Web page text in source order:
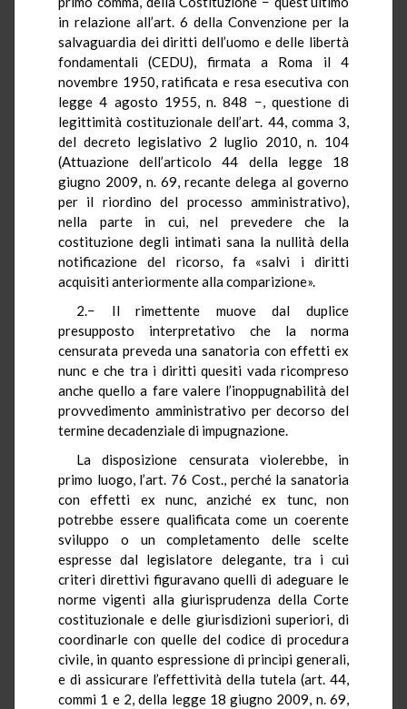
in relazione all’art. 6 della Convenzione per la
salvaguardia dei diritti dell’uomo e delle libertà
fondamentali (CEDU), firmata a Roma il 4
novembre 1950, ratificata e resa esecutiva con
legge 4 agosto 1955, n. 848 −, questione di
legittimità costituzionale dell’art. 44, comma 3,
del decreto legislativo 2 luglio 2010, n. 104
(Attuazione dell’articolo 44 della legge 18
giugno 2009, n. 69, recante delega al governo
per il riordino del processo amministrativo),
nella parte in cui, nel prevedere che la
costituzione degli intimati sana la nullità della
notificazione del ricorso, fa «salvi i diritti
acquisiti anteriormente alla comparizione».
2.− Il rimettente muove dal duplice
presupposto interpretativo che la norma
censurata preveda una sanatoria con effetti ex
nunc e che tra i diritti quesiti vada ricompreso
anche quello a fare valere l’inoppugnabilità del
provvedimento amministrativo per decorso del
termine decadenziale di impugnazione.
La disposizione censurata violerebbe, in
primo luogo, l’art. 76 Cost., perché la sanatoria
con effetti ex nunc, anziché ex tunc, non
potrebbe essere qualificata come un coerente
sviluppo o un completamento delle scelte
espresse dal legislatore delegante, tra i cui
criteri direttivi figuravano quelli di adeguare le
norme vigenti alla giurisprudenza della Corte
costituzionale e delle giurisdizioni superiori, di
coordinarle con quelle del codice di procedura
civile, in quanto espressione di princìpi generali,
e di assicurare l’effettività della tutela (art. 44,
commi 1 e 2, della legge 18 giugno 2009, n. 69,